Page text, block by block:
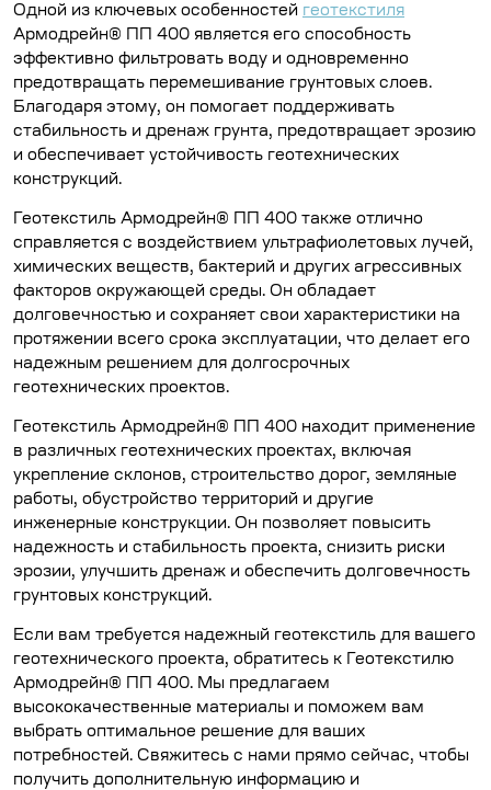
Одной из ключевых особенностей геотекстиля
Армодрейн® ПП 400 является его способность
эффективно фильтровать воду и одновременно
предотвращать перемешивание грунтовых слоев.
Благодаря этому, он помогает поддерживать
стабильность и дренаж грунта, предотвращает эрозию
и обеспечивает устойчивость геотехнических
конструкций.
Геотекстиль Армодрейн® ПП 400 также отлично
справляется с воздействием ультрафиолетовых лучей,
химических веществ, бактерий и других агрессивных
факторов окружающей среды. Он обладает
долговечностью и сохраняет свои характеристики на
протяжении всего срока эксплуатации, что делает его
надежным решением для долгосрочных
геотехнических проектов.
Геотекстиль Армодрейн® ПП 400 находит применение
в различных геотехнических проектах, включая
укрепление склонов, строительство дорог, земляные
работы, обустройство территорий и другие
инженерные конструкции. Он позволяет повысить
надежность и стабильность проекта, снизить риски
эрозии, улучшить дренаж и обеспечить долговечность
грунтовых конструкций.
Если вам требуется надежный геотекстиль для вашего
геотехнического проекта, обратитесь к Геотекстилю
Армодрейн® ПП 400. Мы предлагаем
высококачественные материалы и поможем вам
выбрать оптимальное решение для ваших
потребностей. Свяжитесь с нами прямо сейчас, чтобы
получить дополнительную информацию и